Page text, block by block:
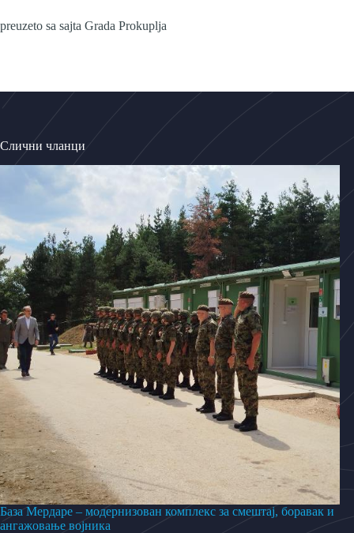
preuzeto sa sajta Grada Prokuplja
Слични чланци
База Мердаре – модернизован комплекс за смештај, боравак и
ангажовање војника